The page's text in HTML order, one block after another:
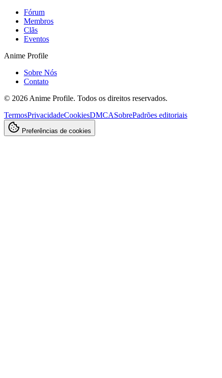
Fórum
Membros
Clãs
Eventos
Anime Profile
Sobre Nós
Contato
© 2026 Anime Profile. Todos os direitos reservados.
TermosPrivacidadeCookiesDMCASobrePadrões editoriais
Preferências de cookies